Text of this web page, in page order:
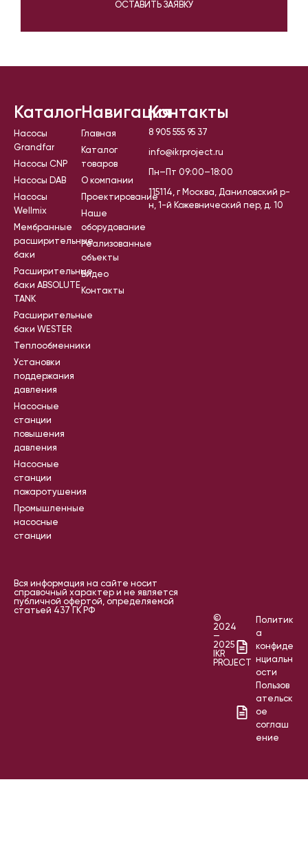
ОСТАВИТЬ ЗАЯВКУ
Каталог
Насосы
Grandfar
Насосы CNP
Насосы DAB
Насосы
Wellmix
Мембранные
расширительные
баки
Расширительные
баки ABSOLUTE
TANK
Расширительные
баки WESTER
Теплообменники
Установки
поддержания
давления
Насосные
станции
повышения
давления
Насосные
станции
пожаротушения
Промышленные
насосные
станции
Навигация
Главная
Каталог
товаров
О компании
Проектирование
Наше
оборудование
Реализованные
объекты
Видео
Контакты
Контакты
8 905 555 95 37
info@ikrproject.ru
Пн–Пт 09:00–18:00
115114, г Москва, Даниловский р-
н, 1-й Кожевнический пер, д. 10
Вся информация на сайте носит
справочный характер и не является
публичной офертой, определяемой
статьей 437 ГК РФ
©
2024
—
2025
IKR
PROJECT
Политик
а
конфиде
нциальн
ости
Пользов
ательск
ое
соглаш
ение